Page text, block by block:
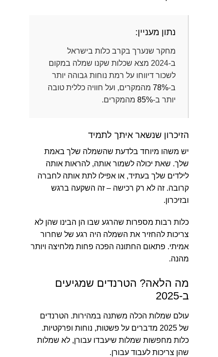
נתון מעניין:
מחקר שנערך בקרב כלות בישראל
ב-2024 מצא שכלות שקנו שמלה במקום
לשכור דיווחו על רמת נוחות גבוהה יותר
ב-78% מהמקרים, ועל חוויה כללית טובה
יותר ב-85% מהמקרים.
הזיכרון שנשאר איתך לתמיד
יש משהו מיוחד בלדעת שהשמלה שלך באמת
שלך. שאת יכולה לשמור אותה, להראות אותה
לילדים שלך בעתיד, או אפילו לתת אותה לחברה
קרובה. זה לא רק רכישה – זה השקעה ברגש
ובזיכרון.
כלות רבות מספרות שהרגע שבו הן הבינו שהן לא
צריכות להחזיר את השמלה היה רגע של שחרור
אמיתי. פתאום החתונה הפכה פחות מלחיצה ויותר
מהנה.
מה הלאה? הטרנדים שמגיעים
ב-2025
עולם שמלות הכלה משתנה במהירות. הטרנדים
של 2025 מדברים על פשטות, נוחות ופרקטיות.
כלות מחפשות שמלות שיעבדו עבורן, לא שמלות
שהן צריכות לעבוד עבורן.